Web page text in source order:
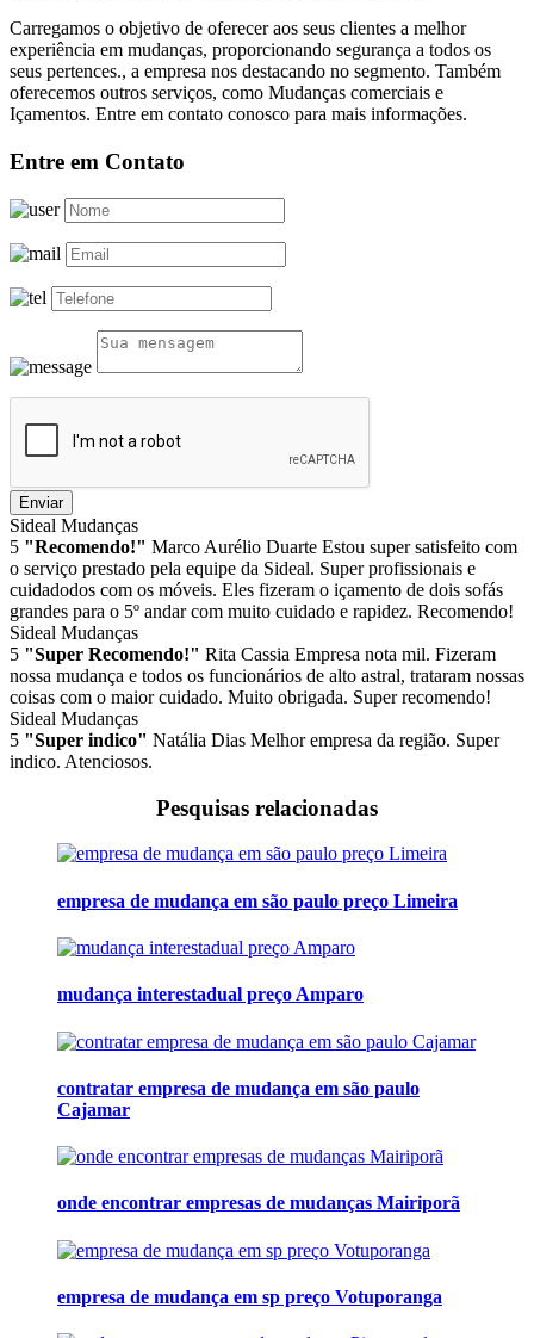
Carregamos o objetivo de oferecer aos seus clientes a melhor
experiência em mudanças, proporcionando segurança a todos os
seus pertences., a empresa nos destacando no segmento. Também
oferecemos outros serviços, como Mudanças comerciais e
Içamentos. Entre em contato conosco para mais informações.
Entre em Contato
Enviar
Sideal Mudanças
5 "Recomendo!" Marco Aurélio Duarte Estou super satisfeito com
o serviço prestado pela equipe da Sideal. Super profissionais e
cuidadodos com os móveis. Eles fizeram o içamento de dois sofás
grandes para o 5º andar com muito cuidado e rapidez. Recomendo!
Sideal Mudanças
5 "Super Recomendo!" Rita Cassia Empresa nota mil. Fizeram
nossa mudança e todos os funcionários de alto astral, trataram nossas
coisas com o maior cuidado. Muito obrigada. Super recomendo!
Sideal Mudanças
5 "Super indico" Natália Dias Melhor empresa da região. Super
indico. Atenciosos.
Pesquisas relacionadas
empresa de mudança em são paulo preço Limeira
mudança interestadual preço Amparo
contratar empresa de mudança em são paulo
Cajamar
onde encontrar empresas de mudanças Mairiporã
empresa de mudança em sp preço Votuporanga